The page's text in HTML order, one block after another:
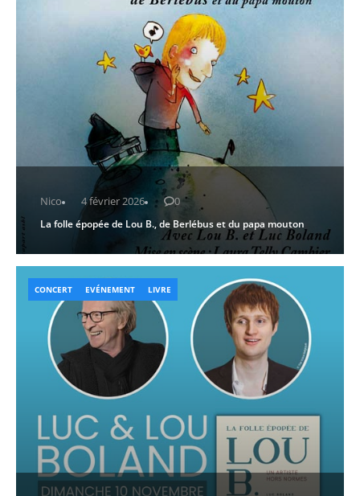
Nico 4 février 2026 0
La folle épopée de Lou B., de Berlébus et du papa mouton
CONCERT EVÉNEMENT LIVRE